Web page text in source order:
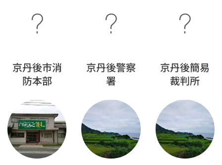
京丹後市消
防本部
京丹後警察
署
京丹後簡易
裁判所